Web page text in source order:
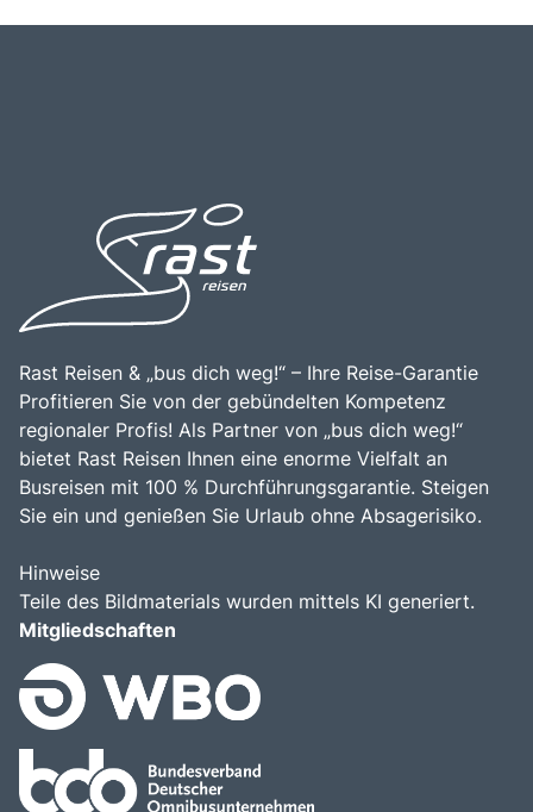
Rast Reisen & „bus dich weg!“ – Ihre Reise-Garantie
Profitieren Sie von der gebündelten Kompetenz
regionaler Profis! Als Partner von „bus dich weg!“
bietet Rast Reisen Ihnen eine enorme Vielfalt an
Busreisen mit 100 % Durchführungsgarantie. Steigen
Sie ein und genießen Sie Urlaub ohne Absagerisiko.
Hinweise
Teile des Bildmaterials wurden mittels KI generiert.
Mitgliedschaften